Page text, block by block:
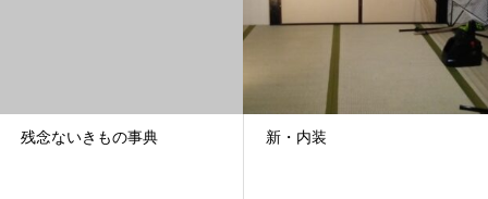
残念ないきもの事典 新・内装